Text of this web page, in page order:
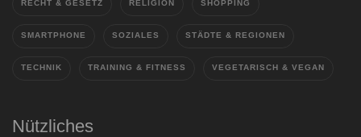
RECHT & GESETZ RELIGION SHOPPING
SMARTPHONE SOZIALES STÄDTE & REGIONEN
TECHNIK TRAINING & FITNESS VEGETARISCH & VEGAN
Nützliches